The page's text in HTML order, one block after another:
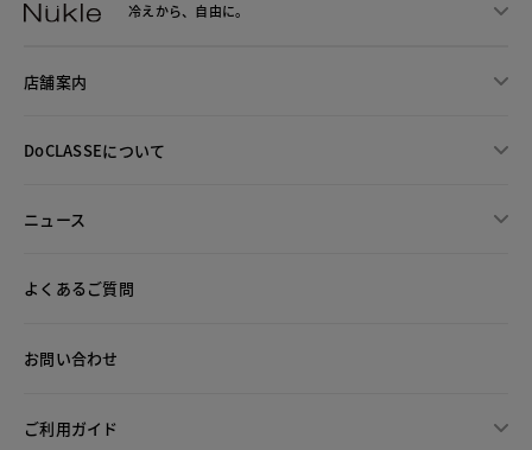
冷えから、 自由に。
店舗案内
DoCLASSEについて
ニュース
よくあるご質問
お問い合わせ
ご利用ガイド